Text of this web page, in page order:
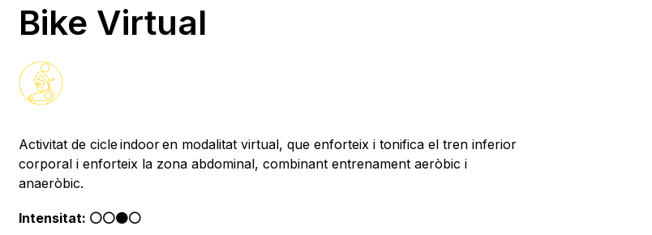
Bike Virtual
Activitat de cicleindooren modalitat virtual, que enforteix i tonifica el tren inferior
corporal i enforteix la zona abdominal, combinant entrenament aeròbic i
anaeròbic.
Intensitat: ⚪️⚪️🟠⚪️